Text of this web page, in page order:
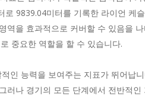
9839.04미터를 기록한 라이언 케
을 효과적으로 커버할 수 있음을
중요한 역할을 할 수 있습니다.
인 능력을 보여주는 지표가 뛰어납
나 경기의 모든 단계에서 전반적